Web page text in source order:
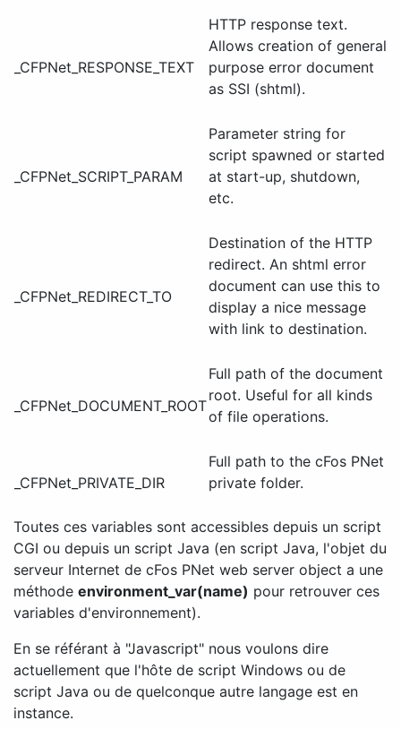
_CFPNet_RESPONSE_TEXT
HTTP response text.
Allows creation of general
purpose error document
as SSI (shtml).
_CFPNet_SCRIPT_PARAM
Parameter string for
script spawned or started
at start-up, shutdown,
etc.
_CFPNet_REDIRECT_TO
Destination of the HTTP
redirect. An shtml error
document can use this to
display a nice message
with link to destination.
_CFPNet_DOCUMENT_ROOT
Full path of the document
root. Useful for all kinds
of file operations.
_CFPNet_PRIVATE_DIR
Full path to the cFos PNet
private folder.
Toutes ces variables sont accessibles depuis un script
CGI ou depuis un script Java (en script Java, l'objet du
serveur Internet de cFos PNet web server object a une
méthode environment_var(name) pour retrouver ces
variables d'environnement).
En se référant à "Javascript" nous voulons dire
actuellement que l'hôte de script Windows ou de
script Java ou de quelconque autre langage est en
instance.